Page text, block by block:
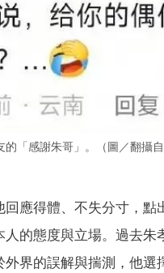
「感謝朱哥」。（圖／翻攝自
應得體、不失分寸，
的態度與立場。過去​
界的誤解與揣測，他選